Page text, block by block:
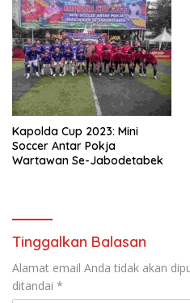
Kapolda Cup 2023: Mini
Soccer Antar Pokja
Wartawan Se-Jabodetabek
Tinggalkan Balasan
Alamat email Anda tidak akan
ditandai *